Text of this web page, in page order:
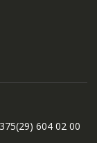
604 02 00